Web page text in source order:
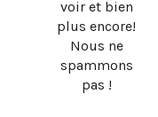
voir et bien
plus encore!
Nous ne
spammons
pas !